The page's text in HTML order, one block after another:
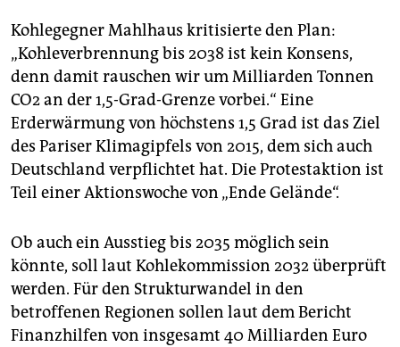
Kohlegegner Mahlhaus kritisierte den Plan:
„Kohleverbrennung bis 2038 ist kein Konsens,
denn damit rauschen wir um Milliarden Tonnen
CO2 an der 1,5-Grad-Grenze vorbei.“ Eine
Erderwärmung von höchstens 1,5 Grad ist das Ziel
des Pariser Klimagipfels von 2015, dem sich auch
Deutschland verpflichtet hat. Die Protestaktion ist
Teil einer Aktionswoche von „Ende Gelände“.
Ob auch ein Ausstieg bis 2035 möglich sein
könnte, soll laut Kohlekommission 2032 überprüft
werden. Für den Strukturwandel in den
betroffenen Regionen sollen laut dem Bericht
Finanzhilfen von insgesamt 40 Milliarden Euro